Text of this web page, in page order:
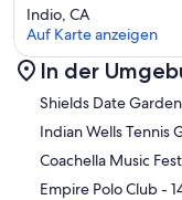
Indio, CA
Auf Karte anzeigen
In der
Shields Date Garden
Indian Wells Tennis
Coachella Music
Empire Polo Club-